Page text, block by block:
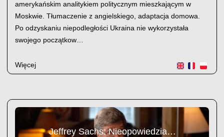
amerykańskim analitykiem politycznym mieszkającym w
Moskwie. Tłumaczenie z angielskiego, adaptacja domowa.
Po odzyskaniu niepodległości Ukraina nie wykorzystała
swojego początkow…
Więcej
Jeffrey Sachs: Nieopowiedziana historia